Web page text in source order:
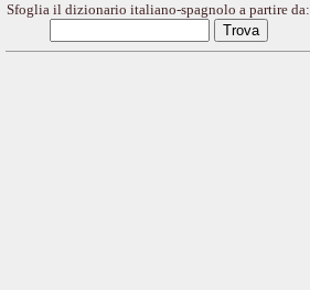
Sfoglia il dizionario italiano-spagnolo a partire da: